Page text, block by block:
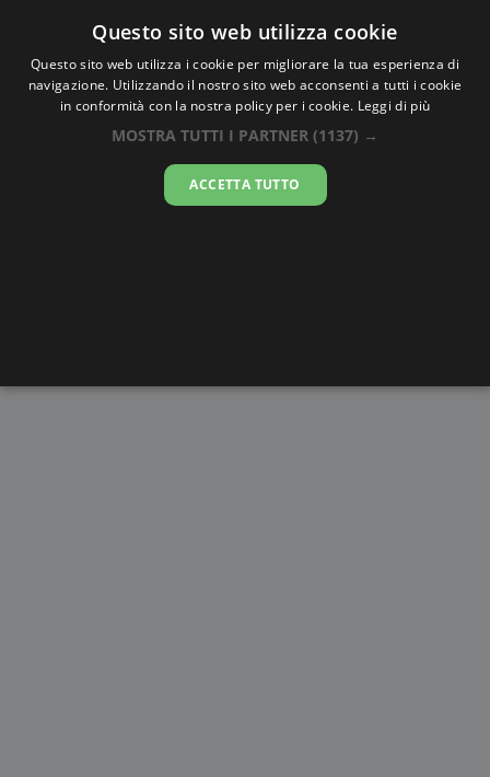
Oraesatta.co
Ora EsattaBallaugh
19:26:21
Questo sito web utilizza cookie
Questo sito web utilizza i cookie per migliorare la tua esperienza di
navigazione. Utilizzando il nostro sito web acconsenti a tutti i cookie
in conformità con la nostra policy per i cookie. Leggi di più
MOSTRA TUTTI I PARTNER (1137) →
ACCETTA TUTTO